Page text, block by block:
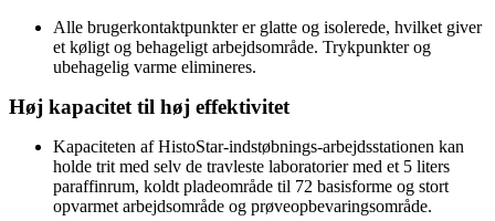
Alle brugerkontaktpunkter er glatte og isolerede, hvilket giver
et køligt og behageligt arbejdsområde. Trykpunkter og
ubehagelig varme elimineres.
Høj kapacitet til høj effektivitet
Kapaciteten af HistoStar-indstøbnings-arbejdsstationen kan
holde trit med selv de travleste laboratorier med et 5 liters
paraffinrum, koldt pladeområde til 72 basisforme og stort
opvarmet arbejdsområde og prøveopbevaringsområde.